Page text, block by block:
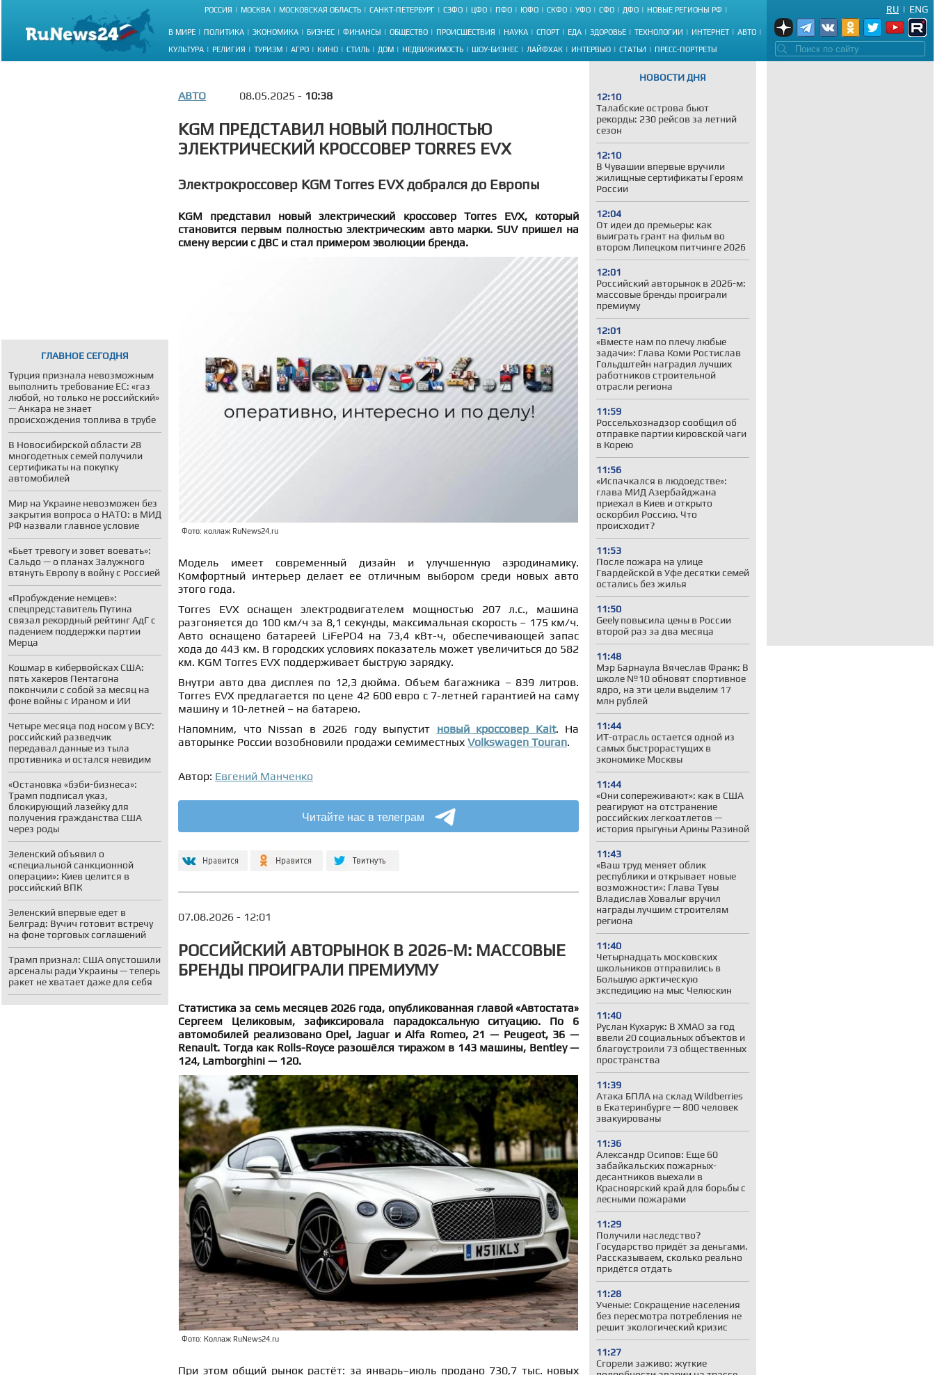
РОССИЯ МОСКВА МОСКОВСКАЯ ОБЛАСТЬ САНКТ-ПЕТЕРБУРГ СЗФО ЦФО ПФО ЮФО СКФО УФО СФО ДФО НОВЫЕ РЕГИОНЫ РФ
В МИРЕ ПОЛИТИКА ЭКОНОМИКА БИЗНЕС ФИНАНСЫ ОБЩЕСТВО ПРОИСШЕСТВИЯ НАУКА СПОРТ ЕДА ЗДОРОВЬЕ ТЕХНОЛОГИИ ИНТЕРНЕТ АВТО
КУЛЬТУРА РЕЛИГИЯ ТУРИЗМ АГРО КИНО СТИЛЬ ДОМ НЕДВИЖИМОСТЬ ШОУ-БИЗНЕС ЛАЙФХАК ИНТЕРВЬЮ СТАТЬИ ПРЕСС-ПОРТРЕТЫ
ENG
|
RU
ГЛАВНОЕ СЕГОДНЯ
Турция признала невозможным
выполнить требование ЕС: «газ
любой, но только не российский»
— Анкара не знает
происхождения топлива в трубе
В Новосибирской области 28
многодетных семей получили
сертификаты на покупку
автомобилей
Мир на Украине невозможен без
закрытия вопроса о НАТО: в МИД
РФ назвали главное условие
«Бьет тревогу и зовет воевать»:
Сальдо — о планах Залужного
втянуть Европу в войну с Россией
«Пробуждение немцев»:
спецпредставитель Путина
связал рекордный рейтинг АдГ с
падением поддержки партии
Мерца
Кошмар в кибервойсках США:
пять хакеров Пентагона
покончили с собой за месяц на
фоне войны с Ираном и ИИ
Четыре месяца под носом у ВСУ:
российский разведчик
передавал данные из тыла
противника и остался невидим
«Остановка «бэби-бизнеса»:
Трамп подписал указ,
блокирующий лазейку для
получения гражданства США
через роды
Зеленский объявил о
«специальной санкционной
операции»: Киев целится в
российский ВПК
Зеленский впервые едет в
Белград: Вучич готовит встречу
на фоне торговых соглашений
Трамп признал: США опустошили
арсеналы ради Украины — теперь
ракет не хватает даже для себя
НОВОСТИ ДНЯ
12:10
Талабские острова бьют
рекорды: 230 рейсов за летний
сезон
12:10
В Чувашии впервые вручили
жилищные сертификаты Героям
России
12:04
От идеи до премьеры: как
выиграть грант на фильм во
втором Липецком питчинге 2026
12:01
Российский авторынок в 2026-м:
массовые бренды проиграли
премиуму
12:01
«Вместе нам по плечу любые
задачи»: Глава Коми Ростислав
Гольдштейн наградил лучших
работников строительной
отрасли региона
11:59
Россельхознадзор сообщил об
отправке партии кировской чаги
в Корею
11:56
«Испачкался в людоедстве»:
глава МИД Азербайджана
приехал в Киев и открыто
оскорбил Россию. Что
происходит?
11:53
После пожара на улице
Гвардейской в Уфе десятки семей
остались без жилья
11:50
Geely повысила цены в России
второй раз за два месяца
11:48
Мэр Барнаула Вячеслав Франк: В
школе №10 обновят спортивное
ядро, на эти цели выделим 17
млн рублей
11:44
ИТ-отрасль остается одной из
самых быстрорастущих в
экономике Москвы
11:44
«Они сопереживают»: как в США
реагируют на отстранение
российских легкоатлетов —
история прыгуньи Арины Разиной
11:43
«Ваш труд меняет облик
республики и открывает новые
возможности»: Глава Тувы
Владислав Ховалыг вручил
награды лучшим строителям
региона
11:40
Четырнадцать московских
школьников отправились в
Большую арктическую
экспедицию на мыс Челюскин
11:40
Руслан Кухарук: В ХМАО за год
ввели 20 социальных объектов и
благоустроили 73 общественных
пространства
11:39
Атака БПЛА на склад Wildberries
в Екатеринбурге — 800 человек
эвакуированы
11:36
Александр Осипов: Еще 60
забайкальских пожарных-
десантников выехали в
Красноярский край для борьбы с
лесными пожарами
11:29
Получили наследство?
Государство придёт за деньгами.
Рассказываем, сколько реально
придётся отдать
11:28
Ученые: Сокращение населения
без пересмотра потребления не
решит экологический кризис
11:27
Сгорели заживо: жуткие
АВТО 08.05.2025 - 10:38
KGM ПРЕДСТАВИЛ НОВЫЙ ПОЛНОСТЬЮ
ЭЛЕКТРИЧЕСКИЙ КРОССОВЕР TORRES EVX
Электрокроссовер KGM Torres EVX добрался до Европы
KGM представил новый электрический кроссовер Torres EVX, который
становится первым полностью электрическим авто марки. SUV пришел на
смену версии с ДВС и стал примером эволюции бренда.
Фото: коллаж RuNews24.ru
Модель имеет современный дизайн и улучшенную аэродинамику.
Комфортный интерьер делает ее отличным выбором среди новых авто
этого года.
Torres EVX оснащен электродвигателем мощностью 207 л.с., машина
разгоняется до 100 км/ч за 8,1 секунды, максимальная скорость – 175 км/ч.
Авто оснащено батареей LiFePO4 на 73,4 кВт-ч, обеспечивающей запас
хода до 443 км. В городских условиях показатель может увеличиться до 582
км. KGM Torres EVX поддерживает быструю зарядку.
Внутри авто два дисплея по 12,3 дюйма. Объем багажника – 839 литров.
Torres EVX предлагается по цене 42 600 евро с 7-летней гарантией на саму
машину и 10-летней – на батарею.
Напомним, что Nissan в 2026 году выпустит новый кроссовер Kait. На
авторынке России возобновили продажи семиместных Volkswagen Touran.
Автор: Евгений Манченко
Читайте нас в телеграм
07.08.2026 - 12:01
РОССИЙСКИЙ АВТОРЫНОК В 2026-М: МАССОВЫЕ
БРЕНДЫ ПРОИГРАЛИ ПРЕМИУМУ
Статистика за семь месяцев 2026 года, опубликованная главой «Автостата»
Сергеем Целиковым, зафиксировала парадоксальную ситуацию. По 6
автомобилей реализовано Opel, Jaguar и Alfa Romeo, 21 — Peugeot, 36 —
Renault. Тогда как Rolls-Royce разошёлся тиражом в 143 машины, Bentley —
124, Lamborghini — 120.
Фото: Коллаж RuNews24.ru
При этом общий рынок растёт: за январь–июль продано 730,7 тыс. новых